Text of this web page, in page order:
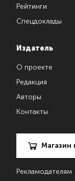
Рейтинги
Спецдоклады
Издатель
О проекте
Редакция
Авторы
Контакты
Магазин
Рекламодателям